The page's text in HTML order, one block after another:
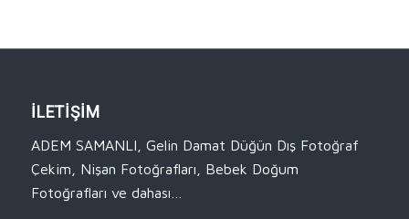
İLETİŞİM
ADEM SAMANLI, Gelin Damat Düğün Dış Fotoğraf
Çekim, Nişan Fotoğrafları, Bebek Doğum
Fotoğrafları ve dahası…